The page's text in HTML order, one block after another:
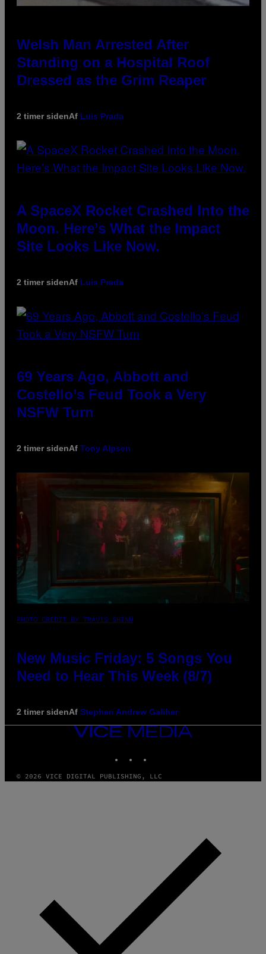
Welsh Man Arrested After
Standing on a Hospital Roof
Dressed as the Grim Reaper
2 timer sidenAf Luis Prada
A SpaceX Rocket Crashed Into the
Moon. Here’s What the Impact
Site Looks Like Now.
2 timer sidenAf Luis Prada
69 Years Ago, Abbott and
Costello’s Feud Took a Very
NSFW Turn
2 timer sidenAf Tony Alpsen
PHOTO CREDIT BY TRAVIS SHINN
New Music Friday: 5 Songs You
Need to Hear This Week (8/7)
2 timer sidenAf Stephen Andrew Galiher
VICE
MEDIA
© 2026 VICE DIGITAL PUBLISHING, LLC